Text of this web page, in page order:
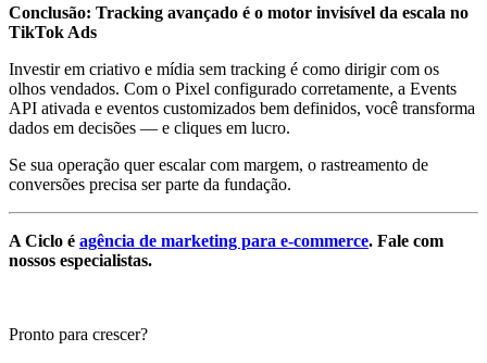
Conclusão: Tracking avançado é o motor invisível da escala no
TikTok Ads
Investir em criativo e mídia sem tracking é como dirigir com os
olhos vendados. Com o Pixel configurado corretamente, a Events
API ativada e eventos customizados bem definidos, você transforma
dados em decisões — e cliques em lucro.
Se sua operação quer escalar com margem, o rastreamento de
conversões precisa ser parte da fundação.
A Ciclo é agência de marketing para e-commerce. Fale com
nossos especialistas.
Pronto para crescer?